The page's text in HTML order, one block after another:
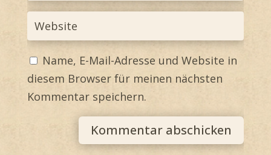
Name, E-Mail-Adresse und Website in
diesem Browser für meinen nächsten
Kommentar speichern.
Kommentar abschicken